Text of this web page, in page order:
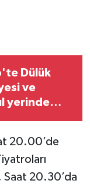
Dülük
ve
yerinde
20.00’de
Saat 20.30’da